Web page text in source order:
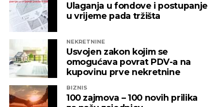
vlasništvu Alternativna televizija, “Una World” u
čijem je vlasništvu bila “Una TV”.
Iz “Infinity-ja” su tada saopštili da će bez posla ostati
oko 800 ljudi, a spas su potražili u registrovanju
novih kompanija i promjenama vlasničke strukture,
pretvarajućći dotatašnje rukovodioce u vlasnike.
„Invictus“ su prije mjesec dana osnovali menadžeri
Ulaganja u fondove i postupanje
u vrijeme pada tržišta
NEKRETNINE
Usvojen zakon kojim se
omogućava povrat PDV-a na
kupovinu prve nekretnine
BIZNIS
100 zajmova – 100 novih prilika